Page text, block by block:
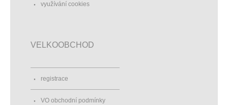
využívání cookies
VELKOOBCHOD
registrace
VO obchodní podmínky